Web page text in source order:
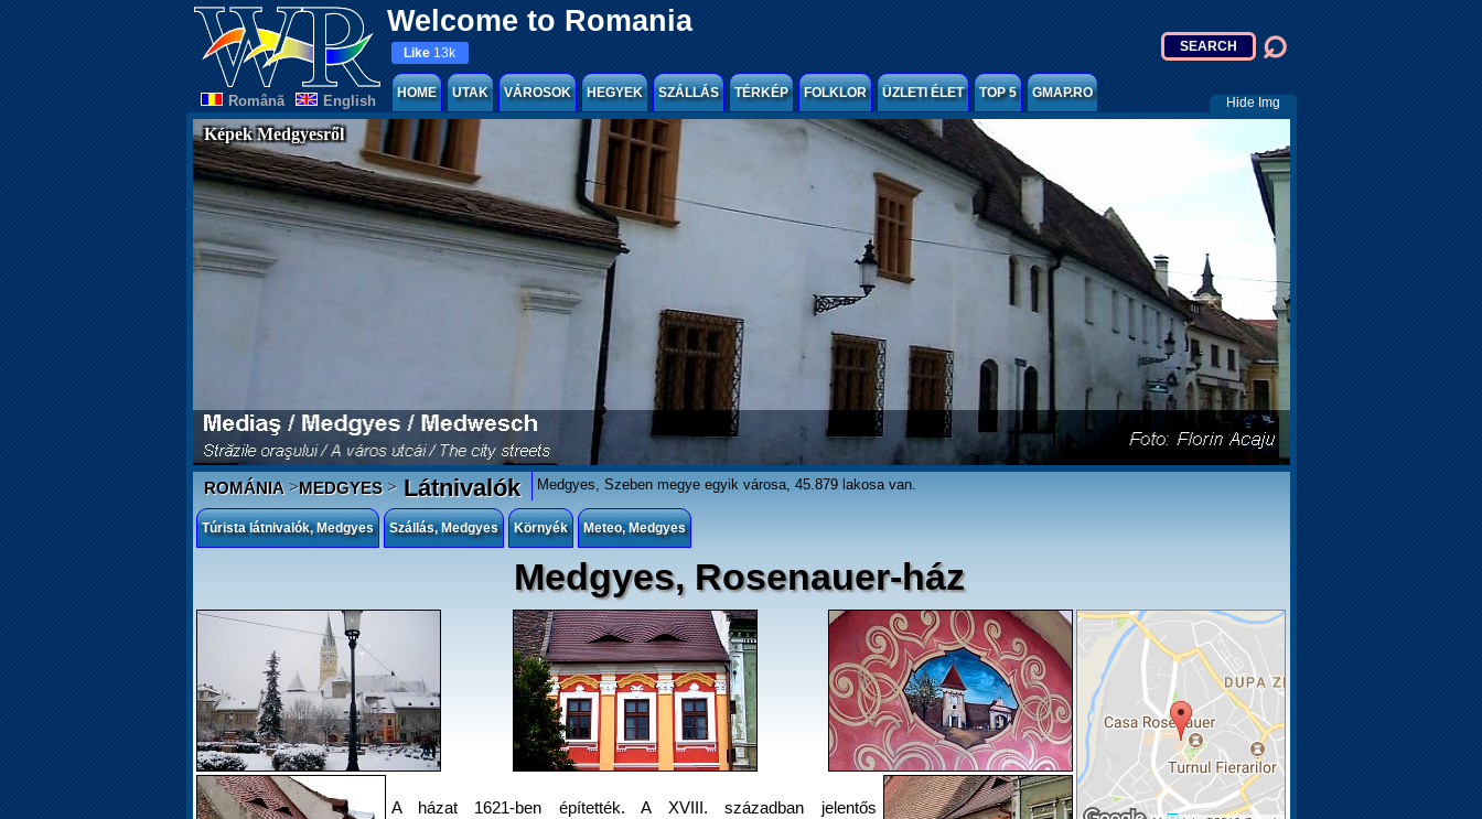
Welcome to Romania
Românã English
Like 13k
HOME UTAK VÁROSOK HEGYEK SZÁLLÁS TÉRKÉP FOLKLOR ÜZLETI ÉLET TOP 5 GMAP.RO
Hide Img
Képek Medgyesről
ROMÁNIA>MEDGYES>Látnivalók Medgyes, Szeben megye egyik városa, 45.879 lakosa van.
Túrista látnivalók, Medgyes Szállás, Medgyes Környék Meteo, Medgyes
Medgyes, Rosenauer-ház
A házat 1621-ben építették. A XVIII. században jelentős